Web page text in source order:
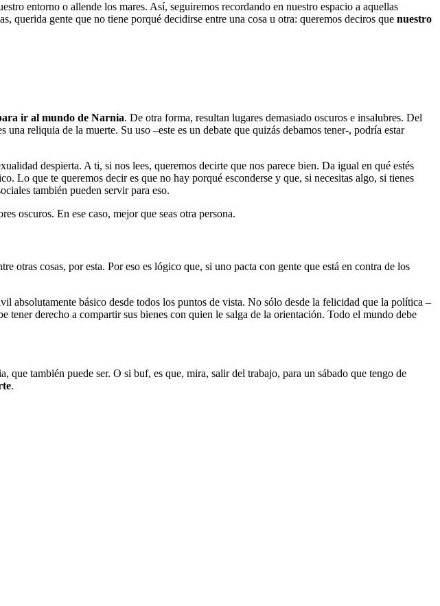
entorno o allende los mares. Así, seguiremos recordando en nuestro espacio a aquellas
querida gente que no tiene porqué decidirse entre una cosa u otra: queremos deciros que nuestro
ir al mundo de Narnia. De otra forma, resultan lugares demasiado oscuros e insalubres. Del
una reliquia de la muerte. Su uso –este es un debate que quizás debamos tener-, podría estar
despierta. A ti, si nos lees, queremos decirte que nos parece bien. Da igual en qué estés
Lo que te queremos decir es que no hay porqué esconderse y que, si necesitas algo, si tienes
también pueden servir para eso.
oscuros. En ese caso, mejor que seas otra persona.
otras cosas, por esta. Por eso es lógico que, si uno pacta con gente que está en contra de los
absolutamente básico desde todos los puntos de vista. No sólo desde la felicidad que la política –
derecho a compartir sus bienes con quien le salga de la orientación. Todo el mundo debe
también puede ser. O si buf, es que, mira, salir del trabajo, para un sábado que tengo de
.